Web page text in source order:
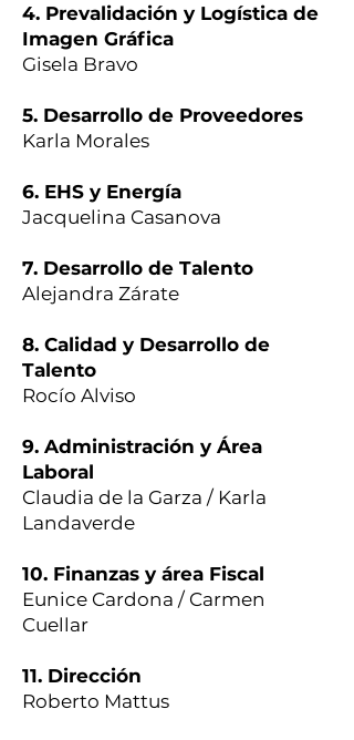
4. Prevalidación y Logística de
Imagen Gráfica
Gisela Bravo
5. Desarrollo de Proveedores
Karla Morales
6. EHS y Energía
Jacquelina Casanova
7. Desarrollo de Talento
Alejandra Zárate
8. Calidad y Desarrollo de
Talento
Rocío Alviso
9. Administración y Área
Laboral
Claudia de la Garza / Karla
Landaverde
10. Finanzas y área Fiscal
Eunice Cardona / Carmen
Cuellar
11. Dirección
Roberto Mattus